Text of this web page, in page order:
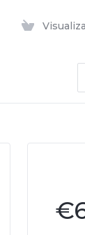
€